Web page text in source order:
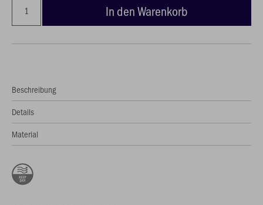
In den Warenkorb
Beschreibung
Details
Material